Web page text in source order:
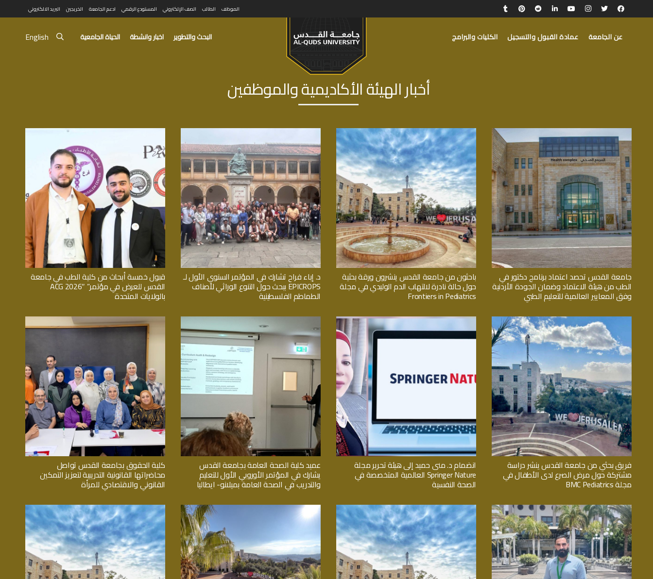
الموظف الطالب الصف الإلكتروني المستودع الرقمي ادعم الجامعة الخريجين البريد الالكتروني
عن الجامعة عمادة القبول والتسجيل الكليات والبرامج البحث والتطوير اخبار وانشطة الحياة الجامعية English
أخبار الهيئة الأكاديمية والموظفين
جامعة القدس تحصد اعتماد برنامج دكتور في
الطب من هيئة الاعتماد وضمان الجودة الأردنية
وفق المعايير العالمية للتعليم الطبي
باحثون من جامعة القدس ينشرون ورقة بحثية
حول حالة نادرة لالتهاب الدم الوليدي في مجلة
Frontiers in Pediatrics
د. إباء فراح تشارك في المؤتمر السنوي الأول لـ
EPICROPS ببحث حول التنوع الوراثي لأصناف
الطماطم الفلسطينية
قبول خمسة أبحاث من كلية الطب في جامعة
القدس للعرض في مؤتمر” ACG 2026″
بالولايات المتحدة
فريق بحثي من جامعة القدس ينشر دراسة
مشتركة حول مرض الصرع لدى الأطفال في
مجلة BMC Pediatrics
انضمام د. منى حميد إلى هيئة تحرير مجلة
Springer Nature العالمية المتخصصة في
الصحة النفسية
عميد كلية الصحة العامة بجامعة القدس
يشارك في المؤتمر الأوروبي الأول للتعليم
والتدريب في الصحة العامة بميلانو- ايطاليا
كلية الحقوق بجامعة القدس تواصل
محاضراتها القانونية التدريبية لتعزيز التمكين
القانوني والاقتصادي للمرأة